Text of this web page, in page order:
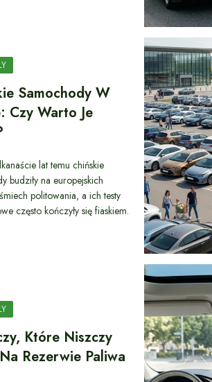
Samochody W
Czy Warto Je
lat temu chińskie
budziły na europejskich
politowania, a ich testy
często kończyły się fiaskiem.
Które Niszczy
Rezerwie Paliwa